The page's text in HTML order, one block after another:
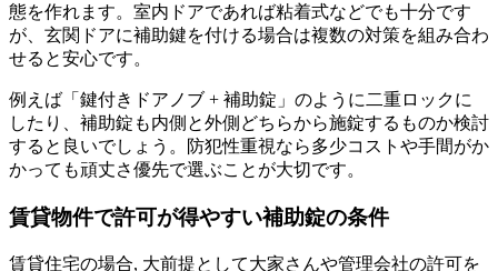
態を作れます。室内ドアであれば粘着式などでも十分です
が、玄関ドアに補助鍵を付ける場合は複数の対策を組み合わ
せると安心です。
例えば「鍵付きドアノブ + 補助錠」のように二重ロックに
したり、補助錠も内側と外側どちらから施錠するものか検討
すると良いでしょう。防犯性重視なら多少コストや手間がか
かっても頑丈さ優先で選ぶことが大切です。
賃貸物件で許可が得やすい補助錠の条件
賃貸住宅の場合, 大前提として大家さんや管理会社の許可を